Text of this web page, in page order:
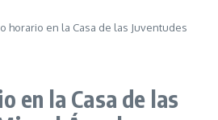
horario en la Casa de las Juventudes
en la Casa de las